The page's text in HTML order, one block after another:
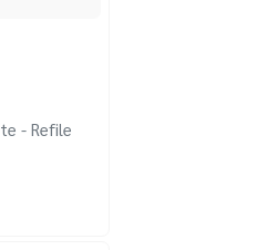
- Refile